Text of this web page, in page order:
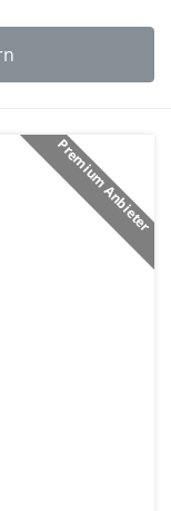
Premium Anbieter